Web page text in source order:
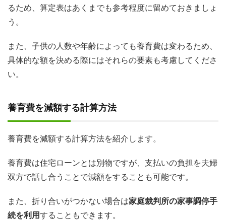
るため、算定表はあくまでも参考程度に留めておきましょ
う。
また、子供の人数や年齢によっても養育費は変わるため、
具体的な額を決める際にはそれらの要素も考慮してくださ
い。
養育費を減額する計算方法
養育費を減額する計算方法を紹介します。
養育費は住宅ローンとは別物ですが、支払いの負担を夫婦
双方で話し合うことで減額をすることも可能です。
また、折り合いがつかない場合は家庭裁判所の家事調停手
続を利用することもできます。